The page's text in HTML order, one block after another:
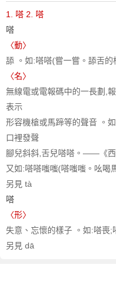
1. 嗒 2. 嗒
嗒
〈動〉
舔 。如:嗒嗒(嘗一嘗。舔舌的
〈名〉
無線電或電報碼中的一長劃,
表示
形容機槍或馬蹄等的聲音 。
口裡發聲
腳兒斜斜,舌兒嗒嗒。——《西
又如:嗒嗒嗤嗤(嗒嗤嗤。吆喝
另見 tà
嗒
〈形〉
失意、忘懷的樣子 。如:嗒喪;
另見 dā